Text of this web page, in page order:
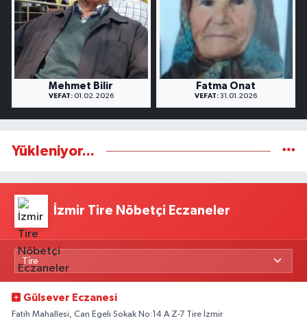
Mehmet Bilir
VEFAT:01.02.2026
Fatma Onat
VEFAT: 31.01.2026
Yükleniyor...
İzmir Tire Nöbetçi Eczaneler
Gülsever Eczanesi
Fatih Mahallesi, Can Egeli Sokak No:14 A Z-7 Tire İzmir